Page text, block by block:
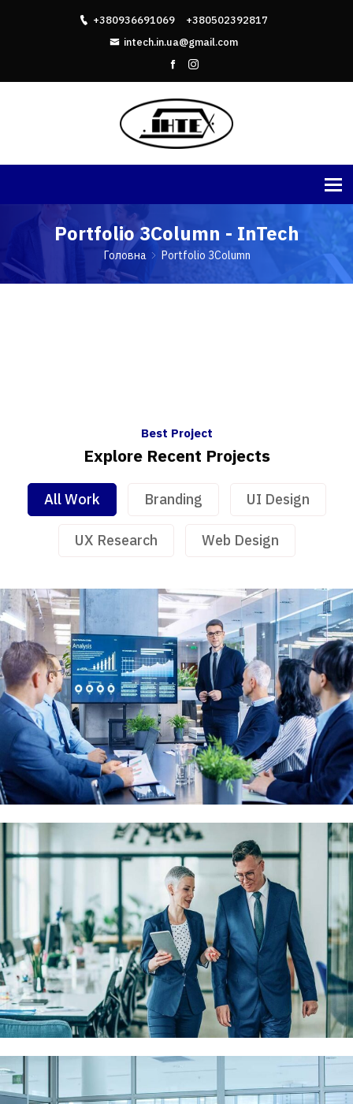
+380936691069
+380502392817
intech.in.ua@gmail.com
Portfolio 3Column - InTech
Головна Portfolio 3Column
Best Project
Explore Recent Projects
All Work Branding UI Design
UX Research Web Design
Demo Media Title 1
Branding
Demo Media Title 2
UX Research Web Design
Demo Media Title 3
Branding UX Research